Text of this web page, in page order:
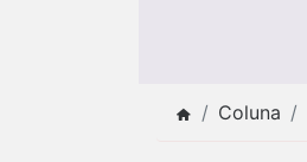
Coluna